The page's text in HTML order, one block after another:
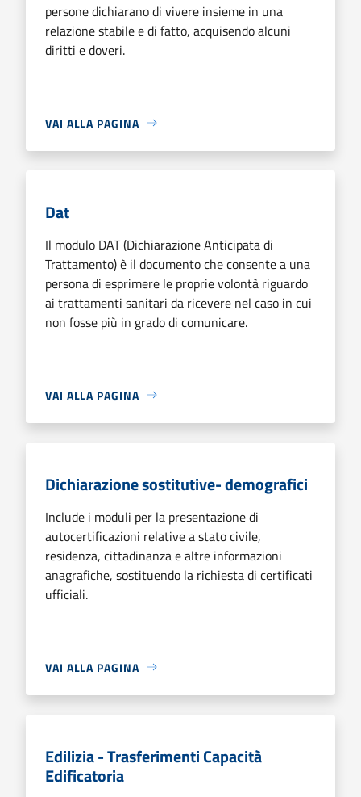
persone dichiarano di vivere insieme in una
relazione stabile e di fatto, acquisendo alcuni
diritti e doveri.
VAI ALLA PAGINA
Dat
Il modulo DAT (Dichiarazione Anticipata di
Trattamento) è il documento che consente a una
persona di esprimere le proprie volontà riguardo
ai trattamenti sanitari da ricevere nel caso in cui
non fosse più in grado di comunicare.
VAI ALLA PAGINA
Dichiarazione sostitutive- demografici
Include i moduli per la presentazione di
autocertificazioni relative a stato civile,
residenza, cittadinanza e altre informazioni
anagrafiche, sostituendo la richiesta di certificati
ufficiali.
VAI ALLA PAGINA
Edilizia - Trasferimenti Capacità
Edificatoria